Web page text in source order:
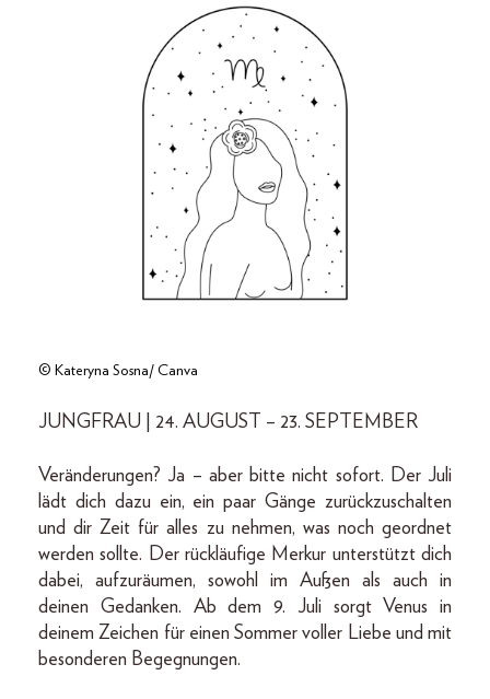
© Kateryna Sosna/ Canva
JUNGFRAU | 24. AUGUST – 23. SEPTEMBER
Veränderungen? Ja – aber bitte nicht sofort. Der Juli
lädt dich dazu ein, ein paar Gänge zurückzuschalten
und dir Zeit für alles zu nehmen, was noch geordnet
werden sollte. Der rückläufige Merkur unterstützt dich
dabei, aufzuräumen, sowohl im Außen als auch in
deinen Gedanken. Ab dem 9. Juli sorgt Venus in
deinem Zeichen für einen Sommer voller Liebe und mit
besonderen Begegnungen.